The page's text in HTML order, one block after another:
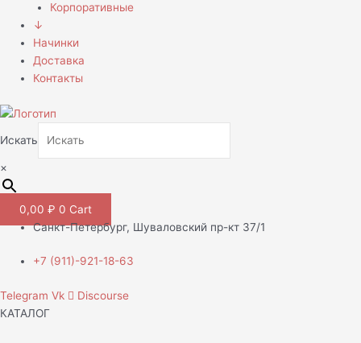
Корпоративные
↓
Начинки
Доставка
Контакты
Искать
×
0,00 ₽ 0 Cart
Санкт-Петербург, Шуваловский пр-кт 37/1
+7 (911)-921-18-63
Telegram Vk
Discourse
КАТАЛОГ